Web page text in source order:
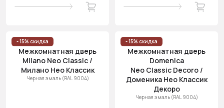
- 15% скидка
Межкомнатная дверь
Milano Neo Classic /
Милано Нео Классик
Черная эмаль (RAL 9004)
- 15% скидка
Межкомнатная дверь
Domenica
Neo Classic Decoro /
Доменика Нео Классик
Декоро
Черная эмаль (RAL 9004)